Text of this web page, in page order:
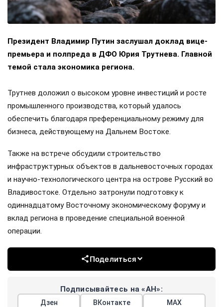
Президент Владимир Путин заслушал доклад вице-
премьера и полпреда в ДФО Юрия Трутнева. Главной
темой стала экономика региона.
Трутнев доложил о высоком уровне инвестиций и росте
промышленного производства, который удалось
обеспечить благодаря преференциальному режиму для
бизнеса, действующему на Дальнем Востоке.
Также на встрече обсудили строительство
инфраструктурных объектов в дальневосточных городах
и научно-технологического центра на острове Русский во
Владивостоке. Отдельно затронули подготовку к
одиннадцатому Восточному экономическому форуму и
вклад региона в проведение специальной военной
операции.
Поделиться
Подписывайтесь на «АН»:
Дзен ВКонтакте МАХ